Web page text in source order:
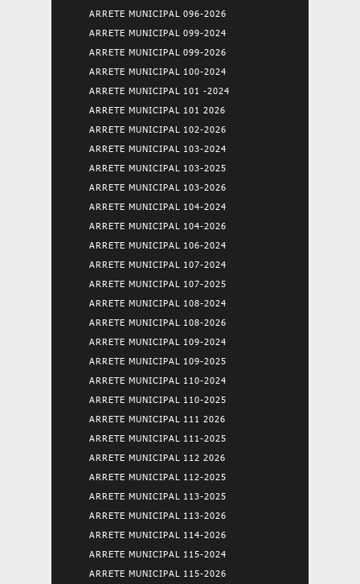
ARRETE MUNICIPAL 096-2026
ARRETE MUNICIPAL 099-2024
ARRETE MUNICIPAL 099-2026
ARRETE MUNICIPAL 100-2024
ARRETE MUNICIPAL 101 -2024
ARRETE MUNICIPAL 101 2026
ARRETE MUNICIPAL 102-2026
ARRETE MUNICIPAL 103-2024
ARRETE MUNICIPAL 103-2025
ARRETE MUNICIPAL 103-2026
ARRETE MUNICIPAL 104-2024
ARRETE MUNICIPAL 104-2026
ARRETE MUNICIPAL 106-2024
ARRETE MUNICIPAL 107-2024
ARRETE MUNICIPAL 107-2025
ARRETE MUNICIPAL 108-2024
ARRETE MUNICIPAL 108-2026
ARRETE MUNICIPAL 109-2024
ARRETE MUNICIPAL 109-2025
ARRETE MUNICIPAL 110-2024
ARRETE MUNICIPAL 110-2025
ARRETE MUNICIPAL 111 2026
ARRETE MUNICIPAL 111-2025
ARRETE MUNICIPAL 112 2026
ARRETE MUNICIPAL 112-2025
ARRETE MUNICIPAL 113-2025
ARRETE MUNICIPAL 113-2026
ARRETE MUNICIPAL 114-2026
ARRETE MUNICIPAL 115-2024
ARRETE MUNICIPAL 115-2026